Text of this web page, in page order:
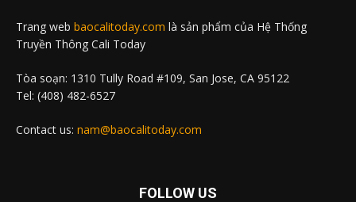
Trang web baocalitoday.com là sản phẩm của Hệ Thống
Truyền Thông Cali Today
Tòa soạn: 1310 Tully Road #109, San Jose, CA 95122
Tel: (408) 482-6527
Contact us: nam@baocalitoday.com
FOLLOW US